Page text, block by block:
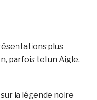
plus
parfois tel un Aigle,
la légende noire